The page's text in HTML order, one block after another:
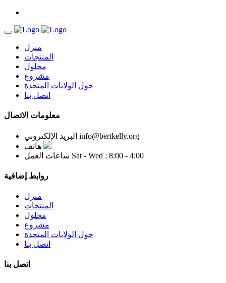
منزل
المنتجات
محلول
مشروع
حول الولايات المتحدة
اتصل بنا
معلومات الاتصال
البريد الإلكتروني info@bertkelly.org
هاتف
ساعات العمل Sat - Wed : 8:00 - 4:00
روابط إضافية
منزل
المنتجات
محلول
مشروع
حول الولايات المتحدة
اتصل بنا
اتصل بنا